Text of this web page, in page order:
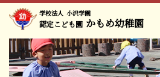
学校法人 小沢学園
認定こども園 かもめ幼稚園